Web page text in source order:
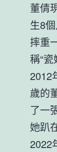
董倩
生8
摔重
稱“
2012
歲的
了一
她趴
2022